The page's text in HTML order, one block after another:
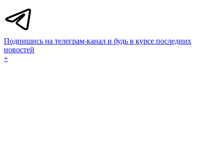
Подпишись на телеграм-канал и будь в курсе последних
новостей
+